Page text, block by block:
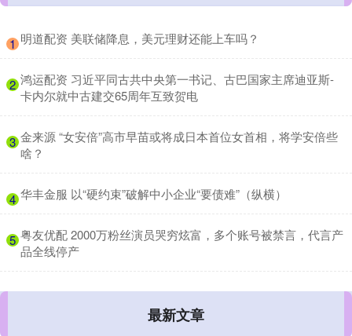
1 ​明道配资 美联储降息，美元理财还能上车吗？
2 ​鸿运配资 习近平同古共中央第一书记、古巴国家主席迪亚斯-
卡内尔就中古建交65周年互致贺电
3 ​金来源 “女安倍”高市早苗或将成日本首位女首相，将学安倍些
啥？
4 ​华丰金服 以“硬约束”破解中小企业“要债难”（纵横）
5 ​粤友优配 2000万粉丝演员哭穷炫富，多个账号被禁言，代言产
品全线停产
最新文章